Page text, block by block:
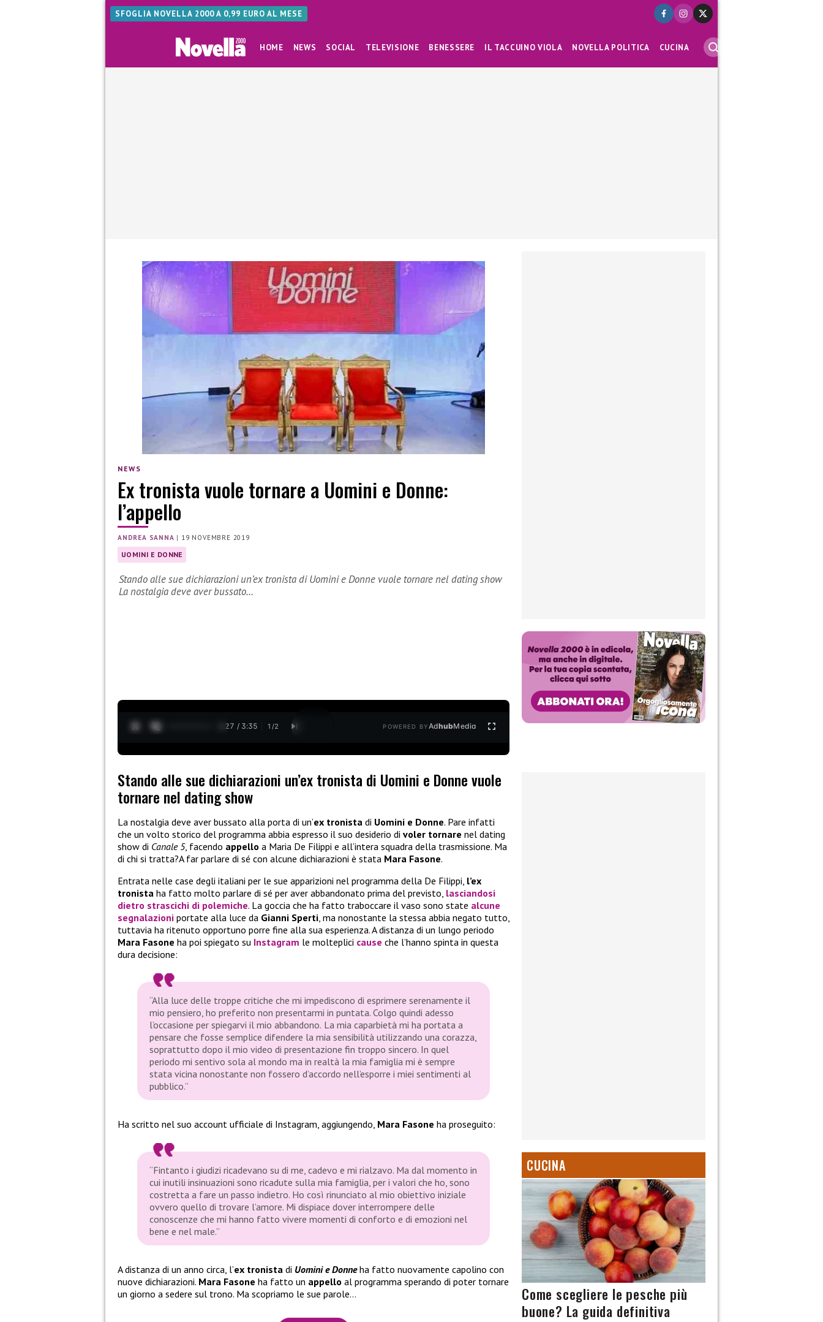
SFOGLIA NOVELLA 2000 A 0,99 EURO AL MESE
HOME NEWS SOCIAL TELEVISIONE BENESSERE IL TACCUINO VIOLA NOVELLA POLITICA CUCINA
NEWS
Ex tronista vuole tornare a Uomini e Donne:
l’appello
ANDREA SANNA | 19 NOVEMBRE 2019
UOMINI E DONNE
Stando alle sue dichiarazioni un’ex tronista di Uomini e Donne vuole tornare nel dating show
La nostalgia deve aver bussato…
0:27 / 3:35 1 /2 POWERED BYAdhubMedia
Stando alle sue dichiarazioni un’ex tronista di Uomini e Donne vuole
tornare nel dating show
La nostalgia deve aver bussato alla porta di un’ex tronista di Uomini e Donne. Pare infatti
che un volto storico del programma abbia espresso il suo desiderio di voler tornare nel dating
show di Canale 5, facendo appello a Maria De Filippi e all’intera squadra della trasmissione. Ma
di chi si tratta?A far parlare di sé con alcune dichiarazioni è stata Mara Fasone.
Entrata nelle case degli italiani per le sue apparizioni nel programma della De Filippi, l’ex
tronista ha fatto molto parlare di sé per aver abbandonato prima del previsto, lasciandosi
dietro strascichi di polemiche. La goccia che ha fatto traboccare il vaso sono state alcune
segnalazioni portate alla luce da Gianni Sperti, ma nonostante la stessa abbia negato tutto,
tuttavia ha ritenuto opportuno porre fine alla sua esperienza. A distanza di un lungo periodo
Mara Fasone ha poi spiegato su Instagram le molteplici cause che l’hanno spinta in questa
dura decisione:
“Alla luce delle troppe critiche che mi impediscono di esprimere serenamente il
mio pensiero, ho preferito non presentarmi in puntata. Colgo quindi adesso
l’occasione per spiegarvi il mio abbandono. La mia caparbietà mi ha portata a
pensare che fosse semplice difendere la mia sensibilità utilizzando una corazza,
soprattutto dopo il mio video di presentazione fin troppo sincero. In quel
periodo mi sentivo sola al mondo ma in realtà la mia famiglia mi è sempre
stata vicina nonostante non fossero d’accordo nell’esporre i miei sentimenti al
pubblico.”
Ha scritto nel suo account ufficiale di Instagram, aggiungendo, Mara Fasone ha proseguito:
“Fintanto i giudizi ricadevano su di me, cadevo e mi rialzavo. Ma dal momento in
cui inutili insinuazioni sono ricadute sulla mia famiglia, per i valori che ho, sono
costretta a fare un passo indietro. Ho così rinunciato al mio obiettivo iniziale
ovvero quello di trovare l’amore. Mi dispiace dover interrompere delle
conoscenze che mi hanno fatto vivere momenti di conforto e di emozioni nel
bene e nel male.”
A distanza di un anno circa, l’ex tronista di Uomini e Donneha fatto nuovamente capolino con
nuove dichiarazioni. Mara Fasone ha fatto un appello al programma sperando di poter tornare
un giorno a sedere sul trono. Ma scopriamo le sue parole…
CUCINA
Come scegliere le pesche più
buone? La guida definitiva